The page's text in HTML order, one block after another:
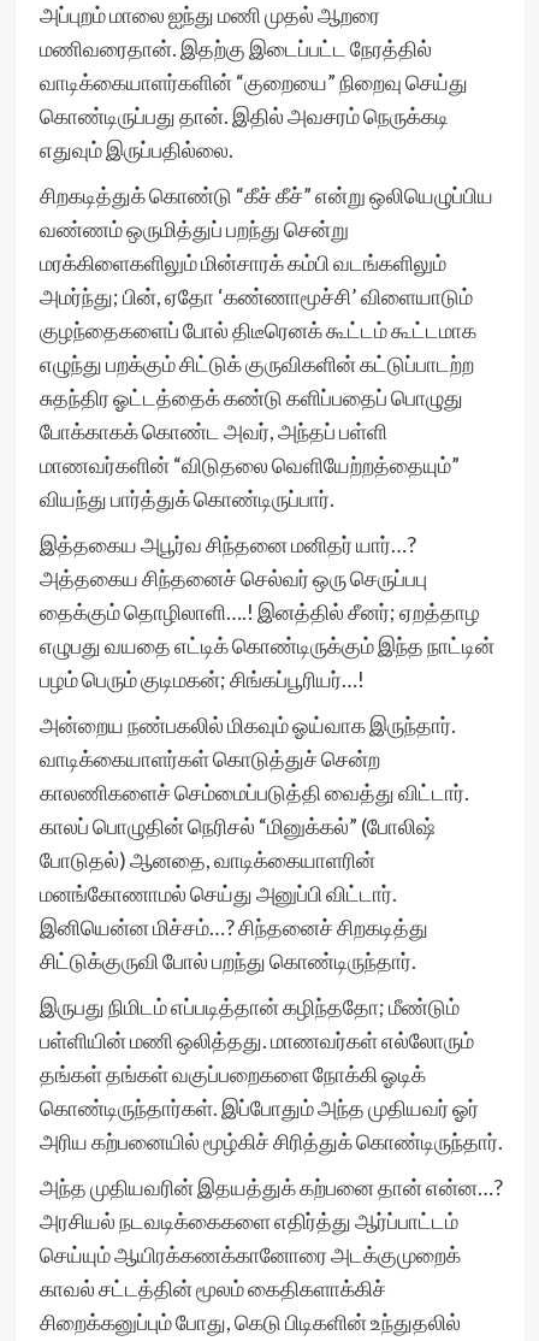
அப்புறம் மாலை ஐந்து மணி முதல் ஆறரை
மணிவரைதான். இதற்கு இடைப்பட்ட நேரத்தில்
வாடிக்கையாளர்களின் “குறையை” நிறைவு செய்து
கொண்டிருப்பது தான். இதில் அவசரம் நெருக்கடி
எதுவும் இருப்பதில்லை.
சிறகடித்துக் கொண்டு “கீச் கீச்” என்று ஒலியெழுப்பிய
வண்ணம் ஒருமித்துப் பறந்து சென்று
மரக்கிளைகளிலும் மின்சாரக் கம்பி வடங்களிலும்
அமர்ந்து; பின், ஏதோ ‘கண்ணாமூச்சி’ விளையாடும்
குழந்தைகளைப் போல் திடீரெனக் கூட்டம் கூட்டமாக
எழுந்து பறக்கும் சிட்டுக் குருவிகளின் கட்டுப்பாடற்ற
சுதந்திர ஓட்டத்தைக் கண்டு களிப்பதைப் பொழுது
போக்காகக் கொண்ட அவர், அந்தப் பள்ளி
மாணவர்களின் “விடுதலை வெளியேற்றத்தையும்”
வியந்து பார்த்துக் கொண்டிருப்பார்.
இத்தகைய அபூர்வ சிந்தனை மனிதர் யார்…?
அத்தகைய சிந்தனைச் செல்வர் ஒரு செருப்பபு
தைக்கும் தொழிலாளி….! இனத்தில் சீனர்; ஏறத்தாழ
எழுபது வயதை எட்டிக் கொண்டிருக்கும் இந்த நாட்டின்
பழம் பெரும் குடிமகன்; சிங்கப்பூரியர்…!
அன்றைய நண்பகலில் மிகவும் ஓய்வாக இருந்தார்.
வாடிக்கையாளர்கள் கொடுத்துச் சென்ற
காலணிகளைச் செம்மைப்படுத்தி வைத்து விட்டார்.
காலப் பொழுதின் நெரிசல் “மினுக்கல்” (போலிஷ்
போடுதல்) ஆனதை, வாடிக்கையாளரின்
மனங்கோணாமல் செய்து அனுப்பி விட்டார்.
இனியென்ன மிச்சம்…? சிந்தனைச் சிறகடித்து
சிட்டுக்குருவி போல் பறந்து கொண்டிருந்தார்.
இருபது நிமிடம் எப்படித்தான் கழிந்ததோ; மீண்டும்
பள்ளியின் மணி ஒலித்தது. மாணவர்கள் எல்லோரும்
தங்கள் தங்கள் வகுப்பறைகளை நோக்கி ஓடிக்
கொண்டிருந்தார்கள். இப்போதும் அந்த முதியவர் ஓர்
அரிய கற்பனையில் மூழ்கிச் சிரித்துக் கொண்டிருந்தார்.
அந்த முதியவரின் இதயத்துக் கற்பனை தான் என்ன…?
அரசியல் நடவடிக்கைகளை எதிர்த்து ஆர்ப்பாட்டம்
செய்யும் ஆயிரக்கணக்கானோரை அடக்குமுறைக்
காவல் சட்டத்தின் மூலம் கைதிகளாக்கிச்
சிறைக்கனுப்பும் போது, கெடு பிடிகளின் உந்துதலில்